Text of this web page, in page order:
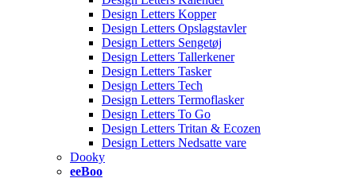
Design Letters Kopper
Design Letters Opslagstavler
Design Letters Sengetøj
Design Letters Tallerkener
Design Letters Tasker
Design Letters Tech
Design Letters Termoflasker
Design Letters To Go
Design Letters Tritan & Ecozen
Design Letters Nedsatte vare
Dooky
eeBoo